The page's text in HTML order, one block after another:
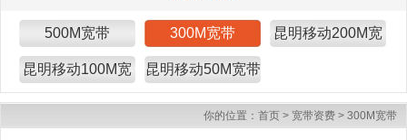
500M宽带 300M宽带
昆明移动200M宽
昆明移动100M宽
带
昆明移动50M宽带
你的位置： 首页 > 宽带资费 > 300M宽带